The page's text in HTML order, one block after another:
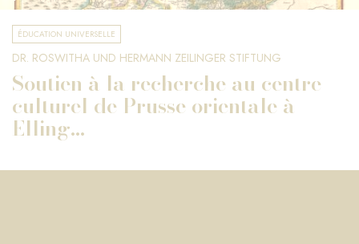
ÉDUCATION UNIVERSELLE
DR. ROSWITHA UND HERMANN ZEILINGER STIFTUNG
Soutien à la recherche au centre
culturel de Prusse orientale à
Elling...